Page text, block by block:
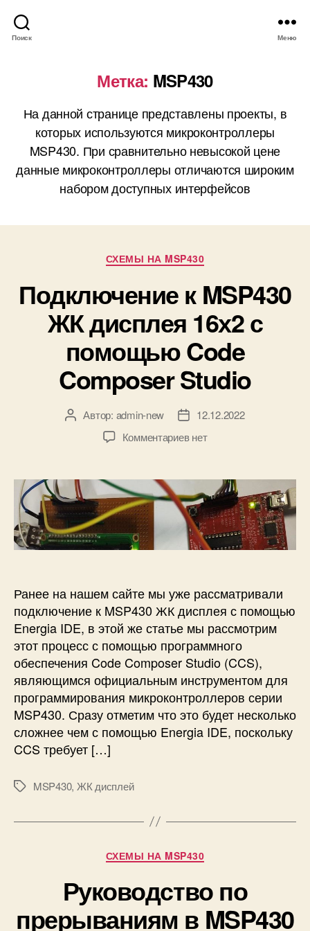
Поиск Меню
Метка: MSP430
На данной странице представлены проекты, в
которых используются микроконтроллеры
MSP430. При сравнительно невысокой цене
данные микроконтроллеры отличаются широким
набором доступных интерфейсов
Р
у
б
р
и
к
СХЕМЫ НА MSP430
Подключение к MSP430
ЖК дисплея 16х2 с
помощью Code
Composer Studio
А
р
з
а
п
и
с
Автор: admin-new
Д
т
з
а
п
и
с
и
12.12.2022
Комментариевк
п
и
с
и
П
к
л
ю
ч
е
н
и
е
к
M
S
и
п
е
нет
Ранее на нашем сайте мы уже рассматривали
подключение к MSP430 ЖК дисплея с помощью
Energia IDE, в этой же статье мы рассмотрим
этот процесс с помощью программного
обеспечения Code Composer Studio (CCS),
являющимся официальным инструментом для
программирования микроконтроллеров серии
MSP430. Сразу отметим что это будет несколько
сложнее чем с помощью Energia IDE, поскольку
CCS требует […]
М
MSP430, ЖК дисплей
Р
у
б
р
и
СХЕМЫ НА MSP430
Руководство по
прерываниям в MSP430